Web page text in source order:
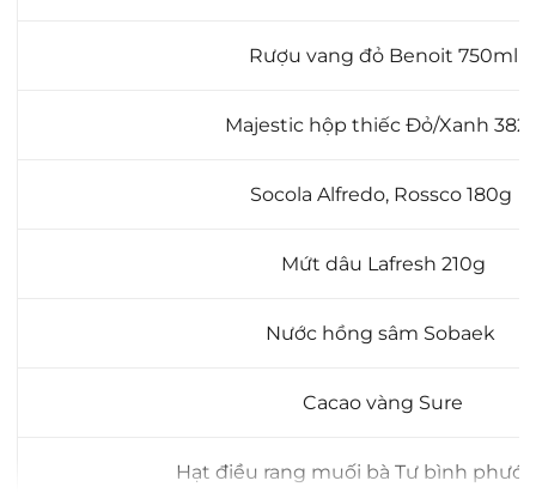
Rượu vang đỏ Benoit 750ml
Majestic hộp thiếc Đỏ/Xanh
Socola Alfredo, Rossco 180g
Mứt dâu Lafresh 210g
Nước hồng sâm Sobaek
Cacao vàng Sure
Hạt điều rang muối bà Tư bình